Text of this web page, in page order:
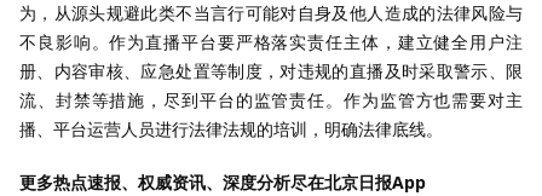
为，从源头规避此类不当言行可能对自身及他人造成的法律风险与
不良影响。作为直播平台要严格落实责任主体，建立健全用户注
册、内容审核、应急处置等制度，对违规的直播及时采取警示、限
流、封禁等措施，尽到平台的监管责任。作为监管方也需要对主
播、平台运营人员进行法律法规的培训，明确法律底线。
更多热点速报、权威资讯、深度分析尽在北京日报App